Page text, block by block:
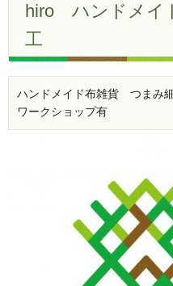
hiro ハンドメイ
工
ハンドメイド布雑貨 つまみ
ワークショップ有